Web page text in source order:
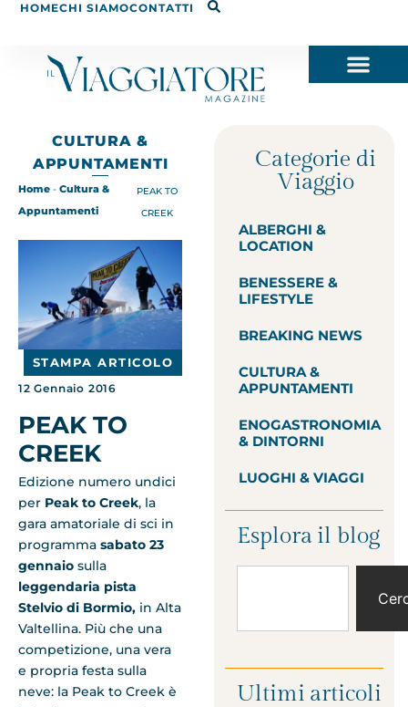
HOMECHI SIAMOCONTATTI
CULTURA &
APPUNTAMENTI
Home - Cultura &
Appuntamenti
PEAK TO
CREEK
STAMPA ARTICOLO
12 Gennaio 2016
PEAK TO
CREEK
Edizione numero undici
per Peak to Creek, la
gara amatoriale di sci in
programma sabato 23
gennaio sulla
leggendaria pista
Stelvio di Bormio, in Alta
Valtellina. Più che una
competizione, una vera
e propria festa sulla
neve: la Peak to Creek è
Categorie di
Viaggio
ALBERGHI &
LOCATION
BENESSERE &
LIFESTYLE
BREAKING NEWS
CULTURA &
APPUNTAMENTI
ENOGASTRONOMIA
& DINTORNI
LUOGHI & VIAGGI
Esplora il blog
Ultimi articoli